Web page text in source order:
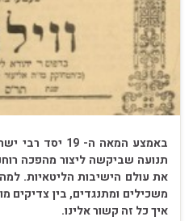
באמצע המאה ה-
תנועה שביקשה ליצור מהפכה
את עולם הישיבות הליטאיות.
משכילים ומתנגדים, בין צדיקים
איך כל זה קשור אלינו.